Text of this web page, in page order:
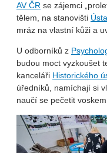
AV ČR se zájemci
tělem, na stanovišti
mráz na vlastní kůži a
U odborníků z
budou moct vyzkoušet
kanceláři Historického
úředníků, namíchají si
naučí se pečetit